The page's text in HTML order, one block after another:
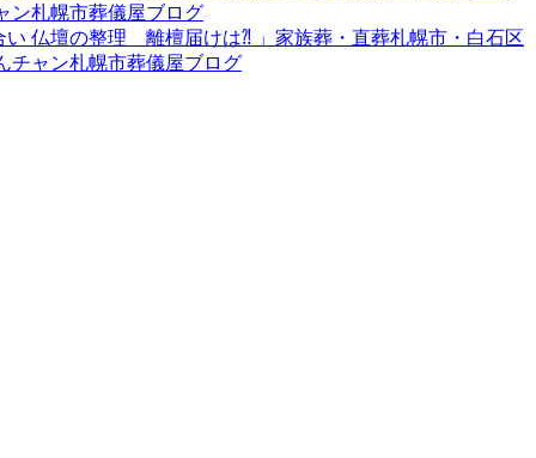
ン札幌市葬儀屋ブログ
い 仏壇の整理 離檀届けは⁈ 」家族葬・直葬札幌市・白石区
チャン札幌市葬儀屋ブログ